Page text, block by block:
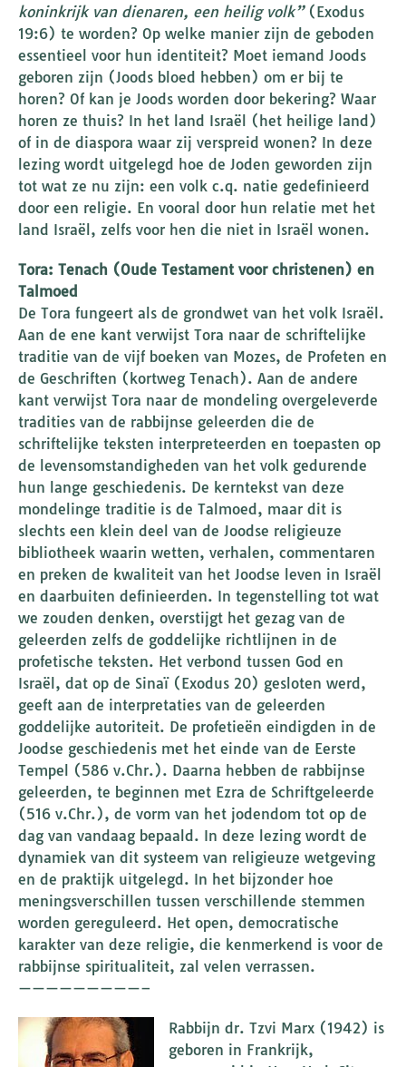
koninkrijk van dienaren, een heilig volk”(Exodus
19:6) te worden? Op welke manier zijn de geboden
essentieel voor hun identiteit? Moet iemand Joods
geboren zijn (Joods bloed hebben) om er bij te
horen? Of kan je Joods worden door bekering? Waar
horen ze thuis? In het land Israël (het heilige land)
of in de diaspora waar zij verspreid wonen? In deze
lezing wordt uitgelegd hoe de Joden geworden zijn
tot wat ze nu zijn: een volk c.q. natie gedefinieerd
door een religie. En vooral door hun relatie met het
land Israël, zelfs voor hen die niet in Israël wonen.
Tora: Tenach (Oude Testament voor christenen) en
Talmoed
De Tora fungeert als de grondwet van het volk Israël.
Aan de ene kant verwijst Tora naar de schriftelijke
traditie van de vijf boeken van Mozes, de Profeten en
de Geschriften (kortweg Tenach). Aan de andere
kant verwijst Tora naar de mondeling overgeleverde
tradities van de rabbijnse geleerden die de
schriftelijke teksten interpreteerden en toepasten op
de levensomstandigheden van het volk gedurende
hun lange geschiedenis. De kerntekst van deze
mondelinge traditie is de Talmoed, maar dit is
slechts een klein deel van de Joodse religieuze
bibliotheek waarin wetten, verhalen, commentaren
en preken de kwaliteit van het Joodse leven in Israël
en daarbuiten definieerden. In tegenstelling tot wat
we zouden denken, overstijgt het gezag van de
geleerden zelfs de goddelijke richtlijnen in de
profetische teksten. Het verbond tussen God en
Israël, dat op de Sinaï (Exodus 20) gesloten werd,
geeft aan de interpretaties van de geleerden
goddelijke autoriteit. De profetieën eindigden in de
Joodse geschiedenis met het einde van de Eerste
Tempel (586 v.Chr.). Daarna hebben de rabbijnse
geleerden, te beginnen met Ezra de Schriftgeleerde
(516 v.Chr.), de vorm van het jodendom tot op de
dag van vandaag bepaald. In deze lezing wordt de
dynamiek van dit systeem van religieuze wetgeving
en de praktijk uitgelegd. In het bijzonder hoe
meningsverschillen tussen verschillende stemmen
worden gereguleerd. Het open, democratische
karakter van deze religie, die kenmerkend is voor de
rabbijnse spiritualiteit, zal velen verrassen.
—————————–
Rabbijn dr. Tzvi Marx (1942) is
geboren in Frankrijk,